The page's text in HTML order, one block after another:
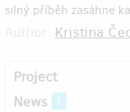
silný příběh zasáhne
Kristina
Project
News
1